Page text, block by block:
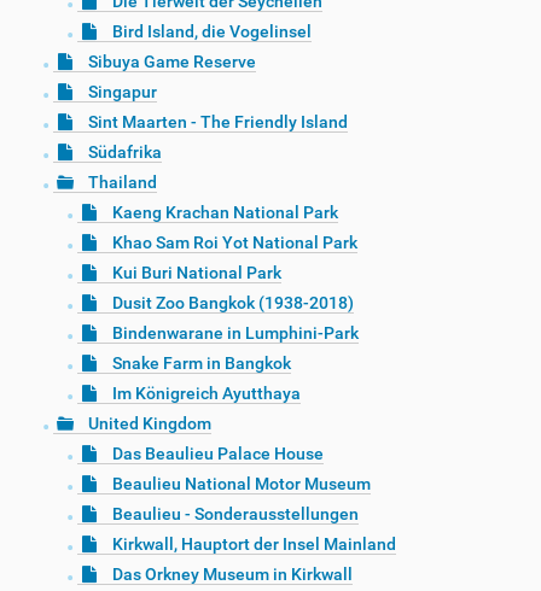
Bird Island, die Vogelinsel
Sibuya Game Reserve
Singapur
Sint Maarten - The Friendly Island
Südafrika
Thailand
Kaeng Krachan National Park
Khao Sam Roi Yot National Park
Kui Buri National Park
Dusit Zoo Bangkok (1938-2018)
Bindenwarane in Lumphini-Park
Snake Farm in Bangkok
Im Königreich Ayutthaya
United Kingdom
Das Beaulieu Palace House
Beaulieu National Motor Museum
Beaulieu - Sonderausstellungen
Kirkwall, Hauptort der Insel Mainland
Das Orkney Museum in Kirkwall